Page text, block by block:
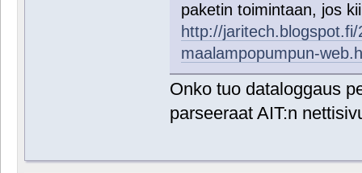
paketin toimintaan, jos
http://
maalampopumpun-
Onko tuo dataloggaus
parseeraat AIT:n